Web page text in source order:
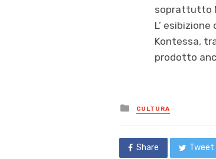
soprattutto
L’
Kontessa,
prodotto
Posted
in
CULTURA
Share Tweet